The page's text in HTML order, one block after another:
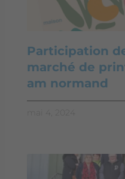
Participation
marché de
am normand